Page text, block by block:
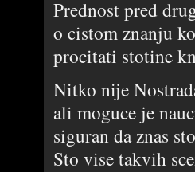
Prednost pred
o cistom znanju
procitati stotine
Nitko nije
ali moguce je
siguran da znas
Sto vise takvih